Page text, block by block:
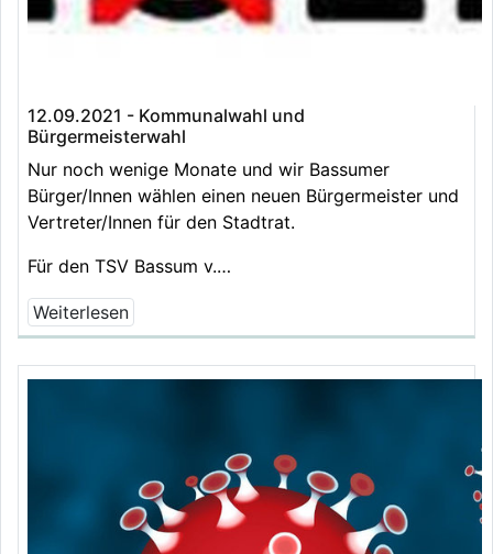
12.09.2021 - Kommunalwahl und
Bürgermeisterwahl
Nur noch wenige Monate und wir Bassumer
Bürger/Innen wählen einen neuen Bürgermeister und
Vertreter/Innen für den Stadtrat.
Für den TSV Bassum v.…
Weiterlesen